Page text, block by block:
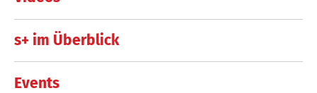
s+ im Überblick
Events